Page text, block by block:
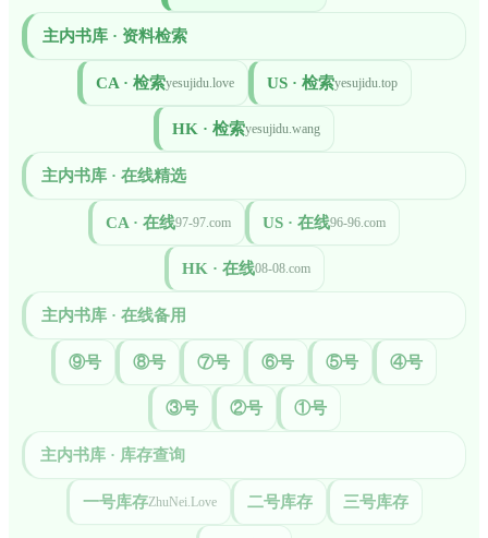
主内书库 · 资料检索
CA · 检索yesujidu.love US · 检索yesujidu.top
HK · 检索yesujidu.wang
主内书库 · 在线精选
CA · 在线97-97.com US · 在线96-96.com
HK · 在线08-08.com
主内书库 · 在线备用
⑨号 ⑧号 ⑦号 ⑥号 ⑤号 ④号
③号 ②号 ①号
主内书库 · 库存查询
一号库存ZhuNei.Love 二号库存 三号库存